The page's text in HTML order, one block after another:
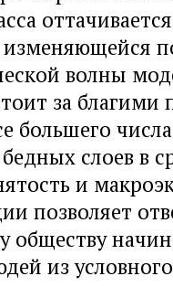
изменяющейся
волны
за
большего
слоев в
и
позволяет
обществу
из